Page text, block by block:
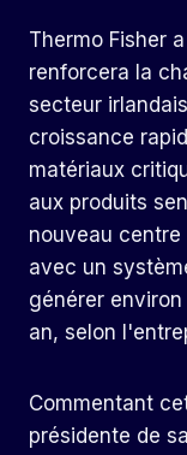
Thermo Fisher
renforcera la
secteur
croissance
matériaux
aux produits
nouveau
avec un
générer
an, selon
Commentant
présidente de